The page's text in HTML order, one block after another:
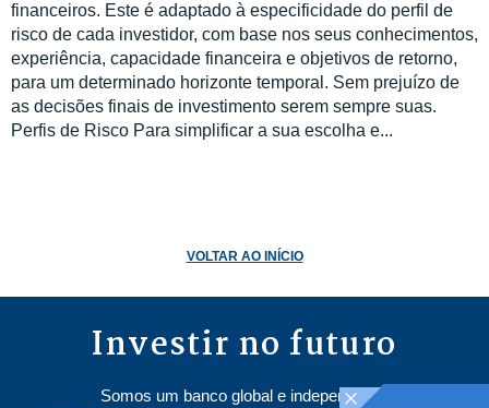
financeiros. Este é adaptado à especificidade do perfil de
risco de cada investidor, com base nos seus conhecimentos,
experiência, capacidade financeira e objetivos de retorno,
para um determinado horizonte temporal. Sem prejuízo de
as decisões finais de investimento serem sempre suas.
Perfis de Risco Para simplificar a sua escolha e...
VOLTAR AO INÍCIO
Investir no futuro
Somos um banco global e independente.